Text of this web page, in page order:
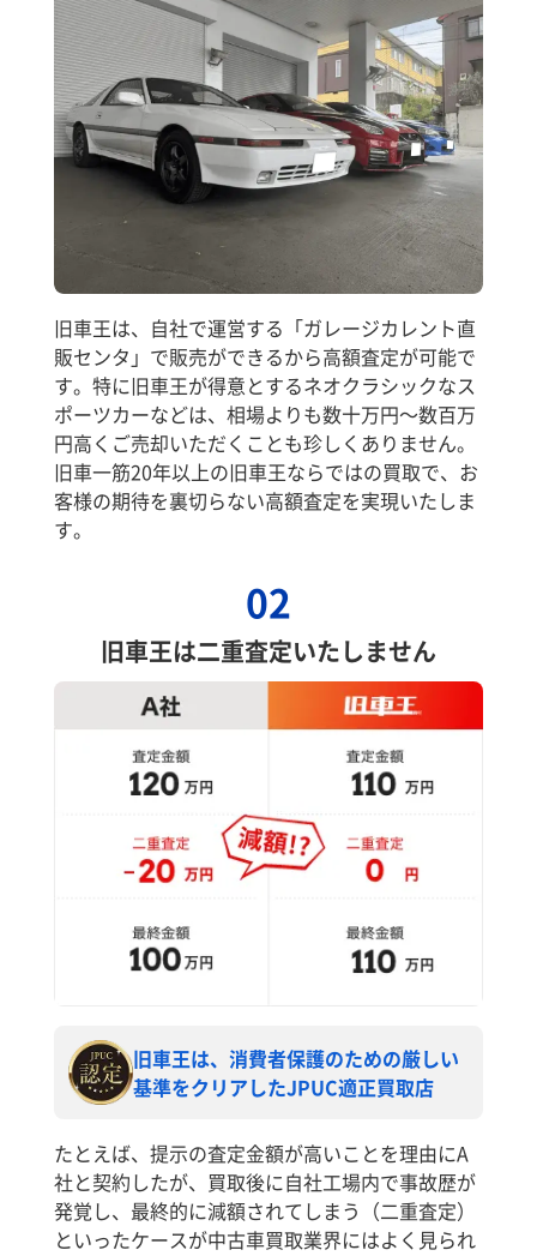
旧車王は、自社で運営する「ガレージカレント直
販センタ」で販売ができるから高額査定が可能で
す。特に旧車王が得意とするネオクラシックなス
ポーツカーなどは、相場よりも数十万円～数百万
円高くご売却いただくことも珍しくありません。
旧車一筋20年以上の旧車王ならではの買取で、お
客様の期待を裏切らない高額査定を実現いたしま
す。
02
旧車王は二重査定いたしません
旧車王は、消費者保護のための厳しい
基準をクリアしたJPUC適正買取店
たとえば、提示の査定金額が高いことを理由にA
社と契約したが、買取後に自社工場内で事故歴が
発覚し、最終的に減額されてしまう（二重査定）
といったケースが中古車買取業界にはよく見られ